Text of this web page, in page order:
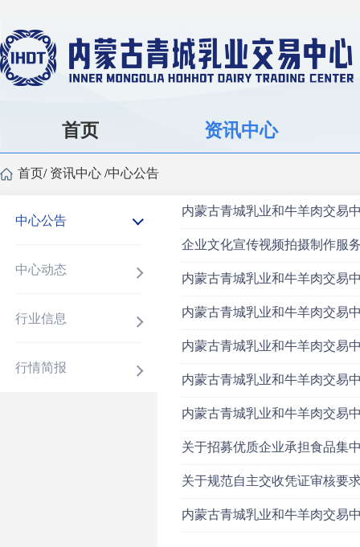
首页 资讯中心
首页/ 资讯中心 /中心公告
中心公告
中心动态
行业信息
行情简报
内蒙古青城乳业和牛羊肉交易
企业文化宣传视频拍摄制作服
内蒙古青城乳业和牛羊肉交易
内蒙古青城乳业和牛羊肉交易
内蒙古青城乳业和牛羊肉交易
内蒙古青城乳业和牛羊肉交易
内蒙古青城乳业和牛羊肉交易
关于招募优质企业承担食品集
关于规范自主交收凭证审核要
内蒙古青城乳业和牛羊肉交易